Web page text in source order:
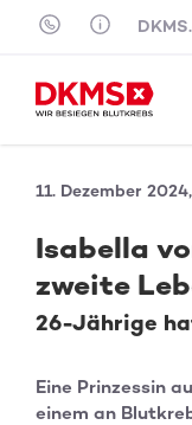
Skip to content
11. Dezember
Isabella
zweite
26-Jährige
Eine Prinzessin
einem an